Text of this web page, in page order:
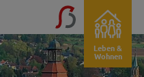
Leben &
Wohnen